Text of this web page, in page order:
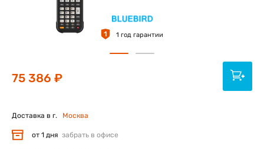
1 1 год гарантии
75 386 ₽
Доставка в г. Москва
от 1 дня забрать в офисе